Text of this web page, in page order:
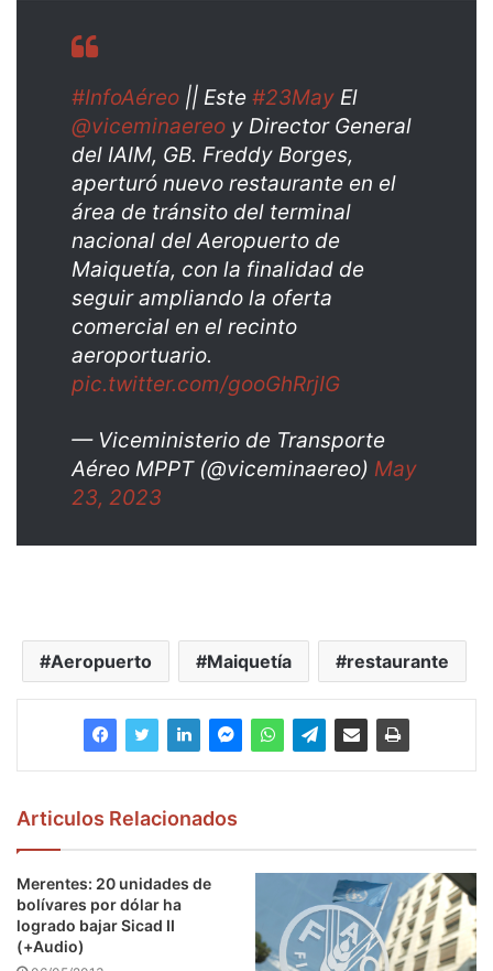
#InfoAéreo || Este #23May El
@viceminaereo y Director General
del IAIM, GB. Freddy Borges,
aperturó nuevo restaurante en el
área de tránsito del terminal
nacional del Aeropuerto de
Maiquetía, con la finalidad de
seguir ampliando la oferta
comercial en el recinto
aeroportuario.
pic.twitter.com/gooGhRrjIG
— Viceministerio de Transporte
Aéreo MPPT (@viceminaereo) May
23, 2023
Aeropuerto Maiquetía restaurante
Articulos Relacionados
Merentes: 20 unidades de
bolívares por dólar ha
logrado bajar Sicad II
(+Audio)